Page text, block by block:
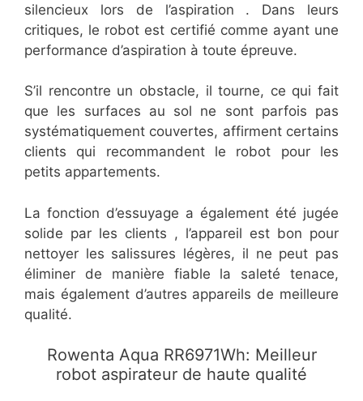
silencieux lors de l’aspiration . Dans leurs
critiques, le robot est certifié comme ayant une
performance d’aspiration à toute épreuve.
S’il rencontre un obstacle, il tourne, ce qui fait
que les surfaces au sol ne sont parfois pas
systématiquement couvertes, affirment certains
clients qui recommandent le robot pour les
petits appartements.
La fonction d’essuyage a également été jugée
solide par les clients , l’appareil est bon pour
nettoyer les salissures légères, il ne peut pas
éliminer de manière fiable la saleté tenace,
mais également d’autres appareils de meilleure
qualité.
Rowenta Aqua RR6971Wh: Meilleur
robot aspirateur de haute qualité